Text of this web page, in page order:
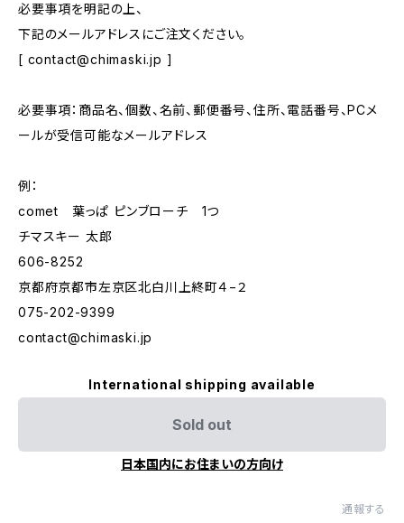
必要事項を明記の上、
下記のメールアドレスにご注文ください。
[ contact@chimaski.jp ]
必要事項：商品名、個数、名前、郵便番号、住所、電話番号、PCメ
ールが受信可能なメールアドレス
例：
comet 葉っぱ ピンブローチ 1つ
チマスキー 太郎
606-8252
京都府京都市左京区北白川上終町４−２
075-202-9399
contact@chimaski.jp
International shipping available
Sold out
日本国内にお住まいの方向け
通報する